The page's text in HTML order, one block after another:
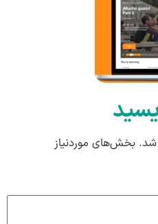
شد. بخش‌های موردنیاز